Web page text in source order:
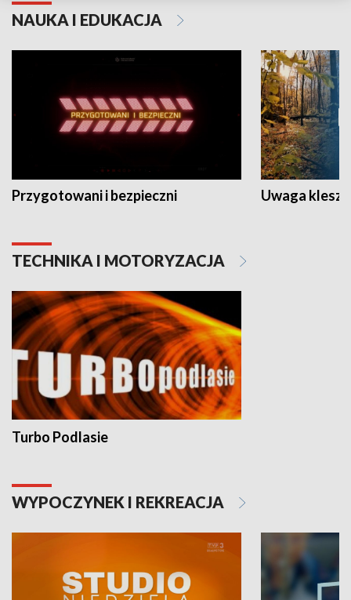
NAUKA I EDUKACJA
Przygotowani i bezpieczni Uwaga
TECHNIKA I MOTORYZACJA
Turbo Podlasie
WYPOCZYNEK I REKREACJA